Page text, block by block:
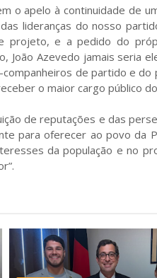
o apelo à continuidade de
lideranças do nosso
projeto, e a pedido do
João Azevedo jamais seria
de partido e
o maior cargo público
de reputações e das
para oferecer ao povo da
da população e no